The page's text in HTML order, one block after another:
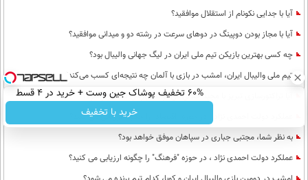
آیا با جدایی نکونام از استقلال موافقید؟
آیا با مجاز بودن دوپینگ در دوهای سرعت در رشته دو و میدانی موافقید؟
چه کسی بهترین بازیکن تیم ملی ایران در لیگ جهانی والیبال بود؟
تیم ملی والیبال ایران، امشب در بازی با آلمان چه نتیجه‌ای کسب می‌کند؟
آیا تراکتورسازی تبریز با مجید جلالی می تواند قهرمان لیگ برتر شود؟
عملکرد دولت احمدی نژاد ، در حوزه "اقتصاد" را چگونه ارزیابی می کنید؟
به نظر شما، مجتبی جباری در سپاهان موفق خواهد بود؟
عملکرد دولت احمدی نژاد ، در حوزه "فرهنگ" را چگونه ارزیابی می کنید؟
60% تخفیف پوشاک جین وست + خرید در 4 قسط
خرید با تخفیف